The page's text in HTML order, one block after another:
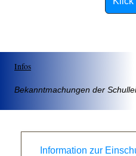
Infos
Bekanntmachungen der
Information zur